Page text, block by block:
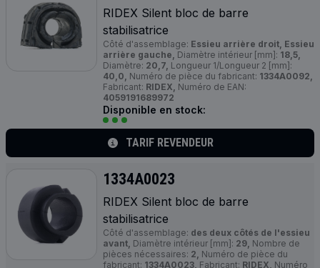
RIDEX Silent bloc de barre
stabilisatrice
Côté d'assemblage: Essieu arrière droit, Essieu
arrière gauche, Diamètre intérieur [mm]: 18,5,
Diamètre: 20,7, Longueur 1/Longueur 2 [mm]:
40,0, Numéro de pièce du fabricant: 1334A0092,
Fabricant: RIDEX, Numéro de EAN:
4059191689972
Disponible en stock:
TARIF REVENDEUR
1334A0023
RIDEX Silent bloc de barre
stabilisatrice
Côté d'assemblage: des deux côtés de l'essieu
avant, Diamètre intérieur [mm]: 29, Nombre de
pièces nécessaires: 2, Numéro de pièce du
fabricant: 1334A0023, Fabricant: RIDEX, Numéro